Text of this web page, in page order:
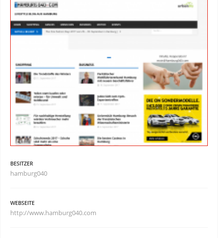
BESITZER
hamburg040
WEBSEITE
http://www.hamburg040.com